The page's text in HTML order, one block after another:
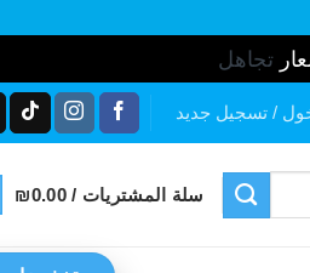
تجاهل
/ تسجيل جديد
سلة المشتريات / ₪0.00